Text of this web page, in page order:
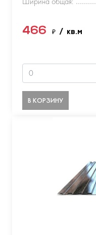
466 ₽ / кв.м
В КОРЗИНУ